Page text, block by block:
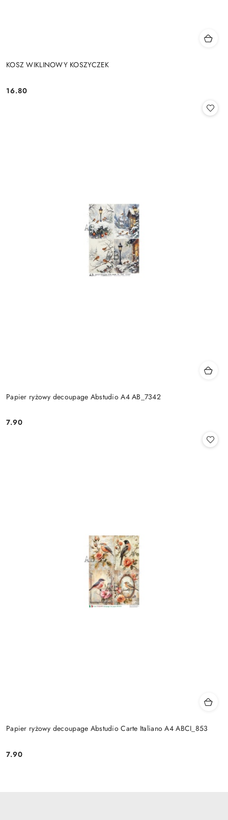
KOSZ WIKLINOWY KOSZYCZEK
Cena:
16.80
Papier ryżowy decoupage Abstudio A4 AB_7342
Cena:
7.90
Papier ryżowy decoupage Abstudio Carte Italiano A4 ABCI_853
Cena:
7.90